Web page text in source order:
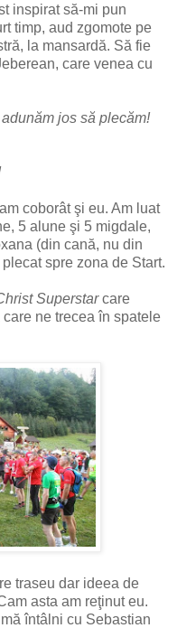
inspirat să-mi pun
timp, aud zgomote pe
la mansardă. Să fie
care venea cu
jos să plecăm!
coborât şi eu. Am luat
5 alune şi 5 migdale,
(din cană, nu din
spre zona de Start.
Superstarcare
ne trecea în spatele
traseu dar ideea de
asta am reţinut eu.
întâlni cu Sebastian